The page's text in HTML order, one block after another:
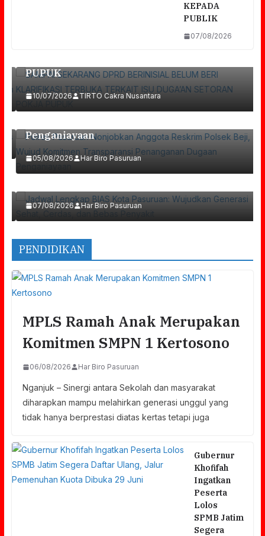
KEPADA
PUBLIK
07/08/2026
SAMPAI SEKARANG DPRD BERINISIAL
BELUM BERI KLARIFIKASI TERBUKA
PUPUK
10/07/2026 TIRTO Cakra Nusantara
Polres Pasuruan Nonjobkan Anggota
Reskrim Polsek Beji, Wujud Komitmen
Penganiayaan
05/08/2026 Har Biro Pasuruan
Jadwal Lengkap BIAS Kota Pasuruan:
Wujudkan Generasi Sehat, Cerdas, Dan Bebas
07/08/2026 Har Biro Pasuruan
PENDIDIKAN
MPLS Ramah Anak Merupakan
Komitmen SMPN 1 Kertosono
06/08/2026 Har Biro Pasuruan
Nganjuk – Sinergi antara Sekolah dan masyarakat
diharapkan mampu melahirkan generasi unggul yang
tidak hanya berprestasi diatas kertas tetapi juga
Gubernur
Khofifah
Ingatkan
Peserta
Lolos
SPMB Jatim
Segera